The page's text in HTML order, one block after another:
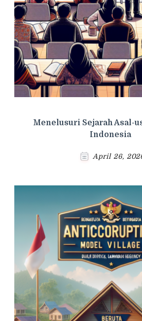
Menelusuri Sejarah Asal-
Indonesia
April 26,